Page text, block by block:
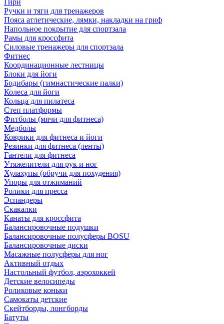
Гири
Ручки и тяги для тренажеров
Пояса атлетические, лямки, накладки на гриф
Напольное покрытие для спортзала
Рамы для кроссфита
Силовые тренажеры для спортзала
Фитнес
Координационные лестницы
Блоки для йоги
Бодибары (гимнастические палки)
Колеса для йоги
Кольца для пилатеса
Степ платформы
Фитболы (мячи для фитнеса)
Медболы
Коврики для фитнеса и йоги
Резинки для фитнеса (ленты)
Гантели для фитнеса
Утяжелители для рук и ног
Хулахупы (обручи для похудения)
Упоры для отжиманий
Ролики для пресса
Эспандеры
Скакалки
Канаты для кроссфита
Балансировочные подушки
Балансировочные полусферы BOSU
Балансировочные диски
Масажные полусферы для ног
Активный отдых
Настольный футбол, аэрохоккей
Детские велосипеды
Роликовые коньки
Самокаты детские
Скейтборды, лонгборды
Батуты